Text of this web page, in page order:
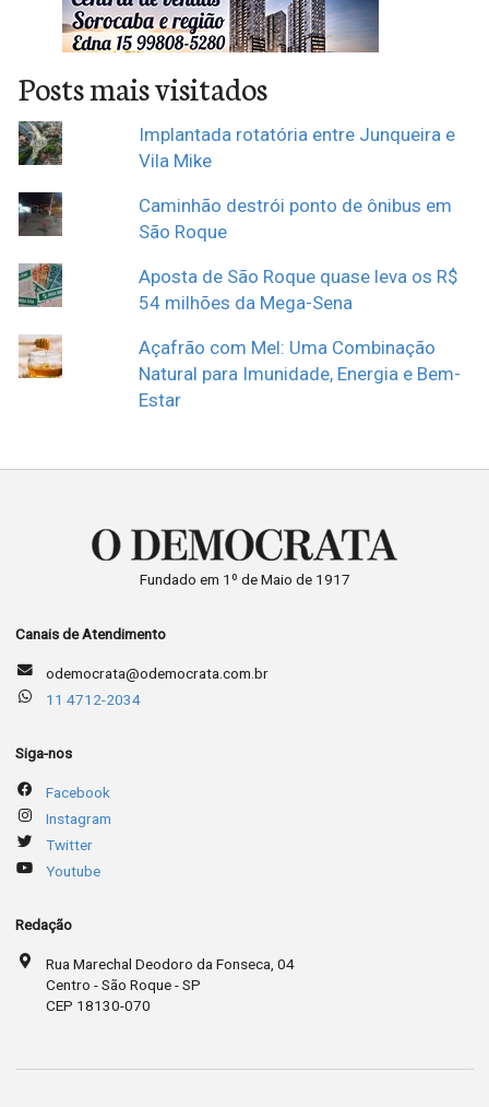
Posts mais visitados
Implantada rotatória entre Junqueira e
Vila Mike
Caminhão destrói ponto de ônibus em
São Roque
Aposta de São Roque quase leva os R$
54 milhões da Mega-Sena
Açafrão com Mel: Uma Combinação
Natural para Imunidade, Energia e Bem-
Estar
Fundado em 1º de Maio de 1917
Canais de Atendimento
odemocrata@odemocrata.com.br
11 4712-2034
Siga-nos
Facebook
Instagram
Twitter
Youtube
Redação
Rua Marechal Deodoro da Fonseca, 04
Centro - São Roque - SP
CEP 18130-070